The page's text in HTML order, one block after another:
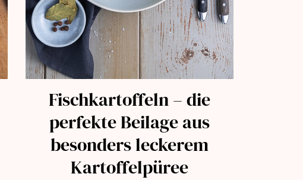
Fischkartoffeln – die
perfekte Beilage aus
besonders leckerem
Kartoffelpüree